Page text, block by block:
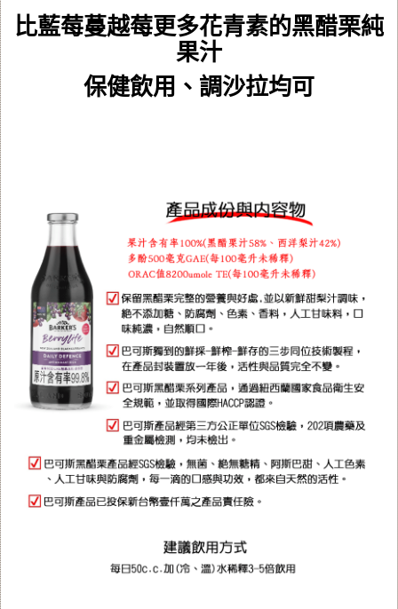
比藍莓蔓越莓更多花青素的黑醋栗純
果汁
保健飲用、調沙拉均可